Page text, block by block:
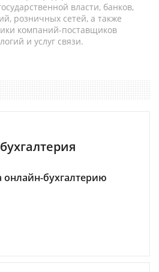
власти, банков,
розничных сетей, а также
компаний-поставщиков
и услуг связи.
бухгалтерию